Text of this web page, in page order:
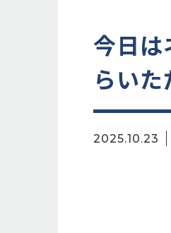
今日
らい
2025.10.23